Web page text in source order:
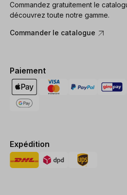
Commandez gratuitement le
découvrez toute notre gamme.
Commander le catalogue
Paiement
Expédition